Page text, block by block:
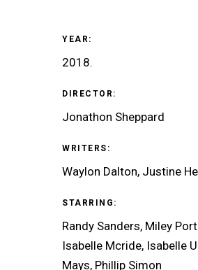
YEAR:
2018.
DIRECTOR:
Jonathon Sheppard
WRITERS:
Waylon Dalton, Justine
STARRING:
Randy Sanders, Miley
Isabelle Mcride, Isabelle
Mays, Phillip Simon